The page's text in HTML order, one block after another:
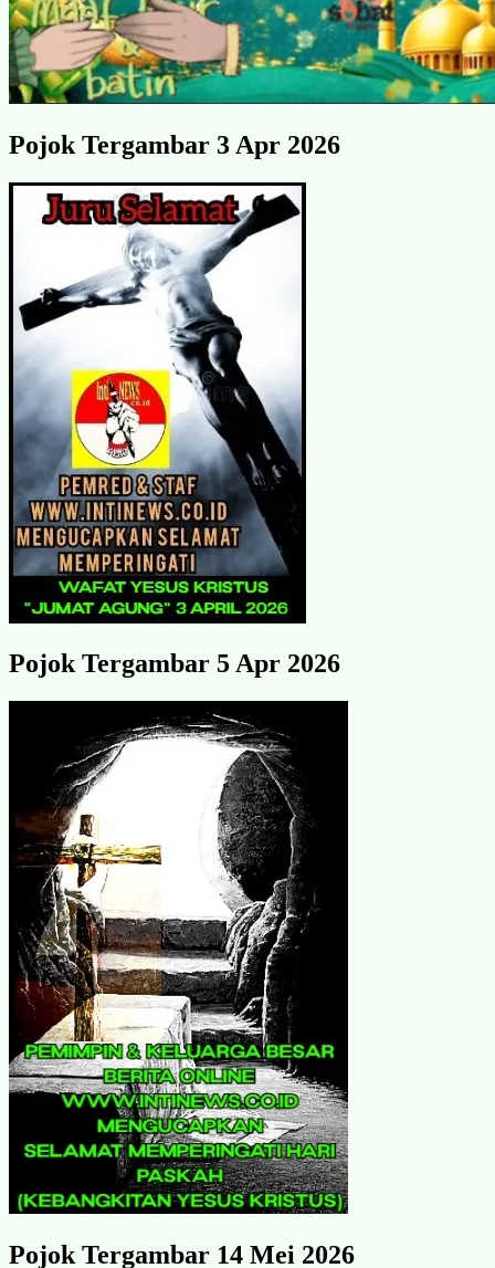
Pojok Tergambar 3 Apr 2026
Pojok Tergambar 5 Apr 2026
Pojok Tergambar 14 Mei 2026